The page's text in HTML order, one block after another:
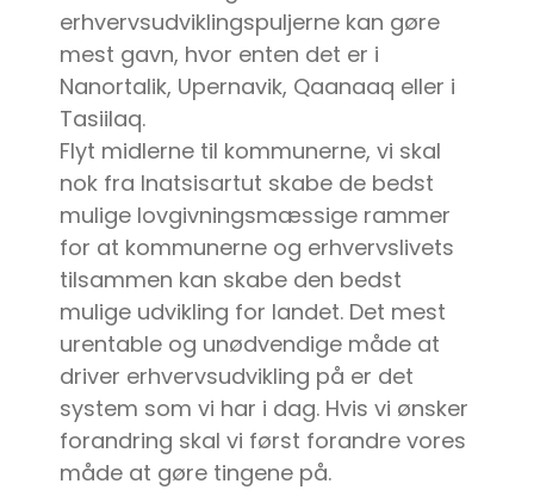
erhvervsudviklingspuljerne kan gøre
mest gavn, hvor enten det er i
Nanortalik, Upernavik, Qaanaaq eller i
Tasiilaq.
Flyt midlerne til kommunerne, vi skal
nok fra Inatsisartut skabe de bedst
mulige lovgivningsmæssige rammer
for at kommunerne og erhvervslivets
tilsammen kan skabe den bedst
mulige udvikling for landet. Det mest
urentable og unødvendige måde at
driver erhvervsudvikling på er det
system som vi har i dag. Hvis vi ønsker
forandring skal vi først forandre vores
måde at gøre tingene på.